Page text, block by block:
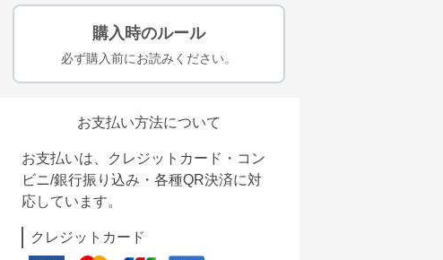
購入時のルール
必ず購入前にお読みください。
お支払い方法について
お支払いは、クレジットカード・コン
ビニ/銀行振り込み・各種QR決済に対
応しています。
クレジットカード